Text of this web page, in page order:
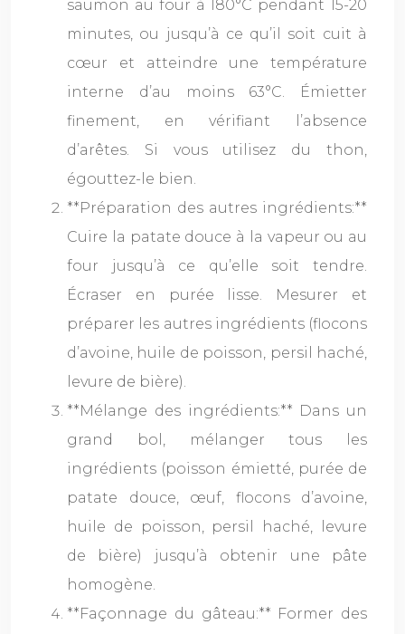
saumon au four à 180°C pendant 15-20
minutes, ou jusqu’à ce qu’il soit cuit à
cœur et atteindre une température
interne d’au moins 63°C. Émietter
finement, en vérifiant l’absence
d’arêtes. Si vous utilisez du thon,
égouttez-le bien.
**Préparation des autres ingrédients:**
Cuire la patate douce à la vapeur ou au
four jusqu’à ce qu’elle soit tendre.
Écraser en purée lisse. Mesurer et
préparer les autres ingrédients (flocons
d’avoine, huile de poisson, persil haché,
levure de bière).
**Mélange des ingrédients:** Dans un
grand bol, mélanger tous les
ingrédients (poisson émietté, purée de
patate douce, œuf, flocons d’avoine,
huile de poisson, persil haché, levure
de bière) jusqu’à obtenir une pâte
homogène.
**Façonnage du gâteau:** Former des